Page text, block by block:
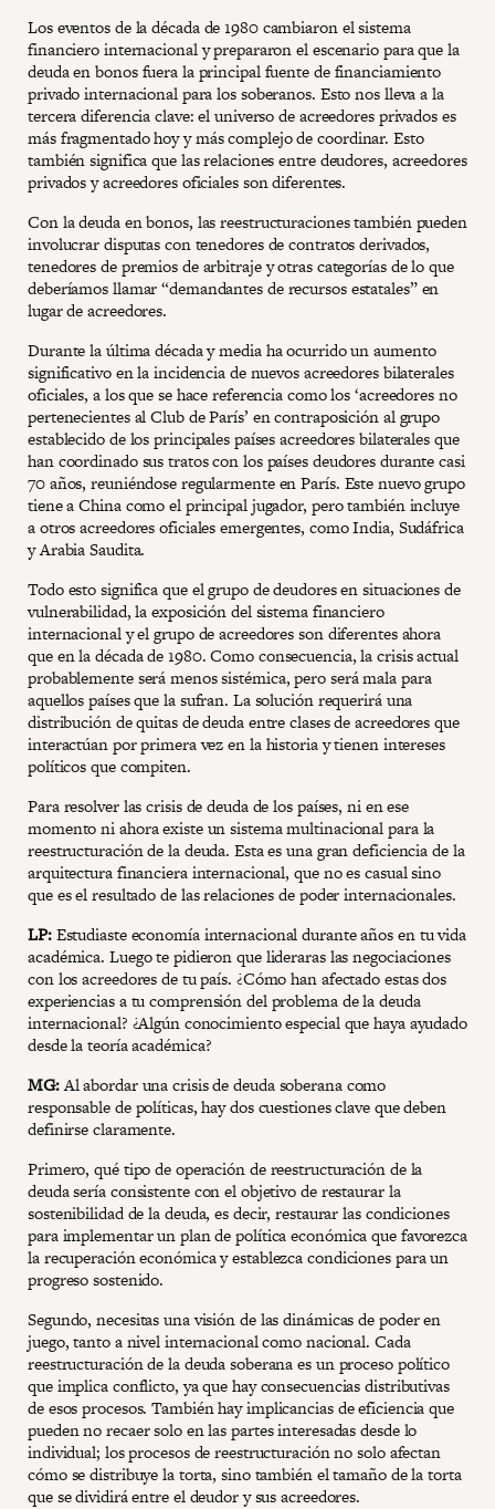
Los eventos de la década de 1980 cambiaron el sistema
financiero internacional y prepararon el escenario para que la
deuda en bonos fuera la principal fuente de financiamiento
privado internacional para los soberanos. Esto nos lleva a la
tercera diferencia clave: el universo de acreedores privados es
más fragmentado hoy y más complejo de coordinar. Esto
también significa que las relaciones entre deudores, acreedores
privados y acreedores oficiales son diferentes.
Con la deuda en bonos, las reestructuraciones también pueden
involucrar disputas con tenedores de contratos derivados,
tenedores de premios de arbitraje y otras categorías de lo que
deberíamos llamar “demandantes de recursos estatales” en
lugar de acreedores.
Durante la última década y media ha ocurrido un aumento
significativo en la incidencia de nuevos acreedores bilaterales
oficiales, a los que se hace referencia como los ‘acreedores no
pertenecientes al Club de París’ en contraposición al grupo
establecido de los principales países acreedores bilaterales que
han coordinado sus tratos con los países deudores durante casi
70 años, reuniéndose regularmente en París. Este nuevo grupo
tiene a China como el principal jugador, pero también incluye
a otros acreedores oficiales emergentes, como India, Sudáfrica
y Arabia Saudita.
Todo esto significa que el grupo de deudores en situaciones de
vulnerabilidad, la exposición del sistema financiero
internacional y el grupo de acreedores son diferentes ahora
que en la década de 1980. Como consecuencia, la crisis actual
probablemente será menos sistémica, pero será mala para
aquellos países que la sufran. La solución requerirá una
distribución de quitas de deuda entre clases de acreedores que
interactúan por primera vez en la historia y tienen intereses
políticos que compiten.
Para resolver las crisis de deuda de los países, ni en ese
momento ni ahora existe un sistema multinacional para la
reestructuración de la deuda. Esta es una gran deficiencia de la
arquitectura financiera internacional, que no es casual sino
que es el resultado de las relaciones de poder internacionales.
LP:Estudiaste economía internacional durante años en tu vida
académica. Luego te pidieron que lideraras las negociaciones
con los acreedores de tu país. ¿Cómo han afectado estas dos
experiencias a tu comprensión del problema de la deuda
internacional? ¿Algún conocimiento especial que haya ayudado
desde la teoría académica?
MG:Al abordar una crisis de deuda soberana como
responsable de políticas, hay dos cuestiones clave que deben
definirse claramente.
Primero, qué tipo de operación de reestructuración de la
deuda sería consistente con el objetivo de restaurar la
sostenibilidad de la deuda, es decir, restaurar las condiciones
para implementar un plan de política económica que favorezca
la recuperación económica y establezca condiciones para un
progreso sostenido.
Segundo, necesitas una visión de las dinámicas de poder en
juego, tanto a nivel internacional como nacional. Cada
reestructuración de la deuda soberana es un proceso político
que implica conflicto, ya que hay consecuencias distributivas
de esos procesos. También hay implicancias de eficiencia que
pueden no recaer solo en las partes interesadas desde lo
individual; los procesos de reestructuración no solo afectan
cómo se distribuye la torta, sino también el tamaño de la torta
que se dividirá entre el deudor y sus acreedores.